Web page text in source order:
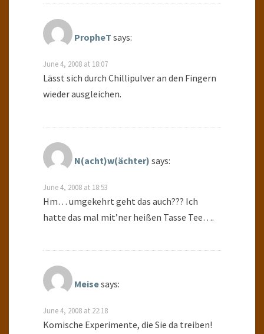
PropheT says:
June 4, 2008 at 18:07
Lässt sich durch Chillipulver an den Fingern
wieder ausgleichen.
N(acht)w(ächter) says:
June 4, 2008 at 18:53
Hm… umgekehrt geht das auch??? Ich
hatte das mal mit’ner heißen Tasse Tee….
Meisesays:
June 4, 2008 at 22:18
Komische Experimente, die Sie da treiben!